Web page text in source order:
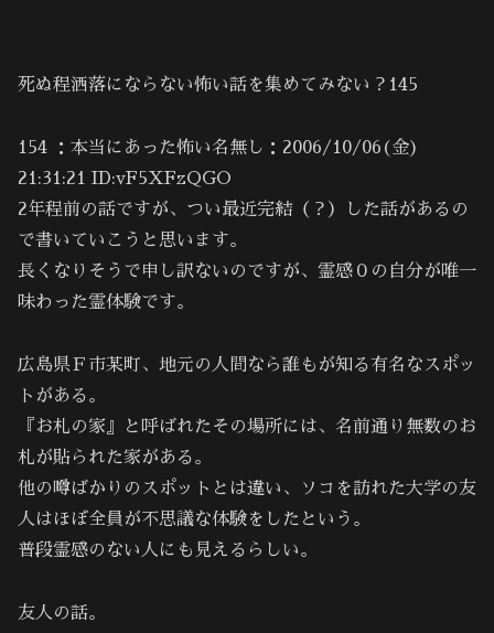
死ぬ程洒落にならない怖い話を集めてみない？145
154 ：本当にあった怖い名無し：2006/10/06(金)
21:31:21 ID:vF5XFzQGO
2年程前の話ですが、つい最近完結（？）した話があるの
で書いていこうと思います。
長くなりそうで申し訳ないのですが、霊感０の自分が唯一
味わった霊体験です。
広島県Ｆ市某町、地元の人間なら誰もが知る有名なスポッ
トがある。
『お札の家』と呼ばれたその場所には、名前通り無数のお
札が貼られた家がある。
他の噂ばかりのスポットとは違い、ソコを訪れた大学の友
人はほぼ全員が不思議な体験をしたという。
普段霊感のない人にも見えるらしい。
友人の話。